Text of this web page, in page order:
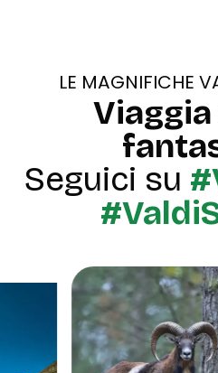
LE MAGNIFICHE
Seguici su